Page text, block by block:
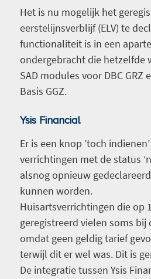
Het is nu mogelijk het
eerstelijnsverblijf (ELV) te
functionaliteit is in een
ondergebracht die hetzelfde
SAD modules voor DBC GRZ
Basis GGZ.
Ysis Financial
Er is een knop ’toch
verrichtingen met de status
alsnog opnieuw
kunnen worden.
Huisartsverrichtingen die op
geregistreerd vielen soms bij
omdat geen geldig tarief
terwijl dit er wel was. Dit is
De integratie tussen Ysis